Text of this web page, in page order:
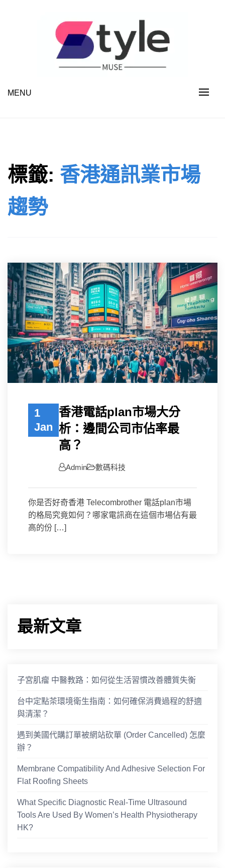
STYLE MUSE
MENU
標籤: 香港通訊業市場
趨勢
1
Jan
香港電話plan市場大分
析：邊間公司市佔率最
高？
Admin 數碼科技
你是否好奇香港 Telecombrother 電話plan市場
的格局究竟如何？哪家電訊商在這個市場佔有最
高的份 […]
最新文章
子宮肌瘤 中醫教路：如何從生活習慣改善體質失衡
台中定點茶環境衛生指南：如何確保消費過程的舒適
與清潔？
遇到美國代購訂單被網站砍單 (Order Cancelled) 怎麼
辦？
Membrane Compatibility And Adhesive Selection For
Flat Roofing Sheets
What Specific Diagnostic Real-Time Ultrasound
Tools Are Used By Women’s Health Physiotherapy
HK?